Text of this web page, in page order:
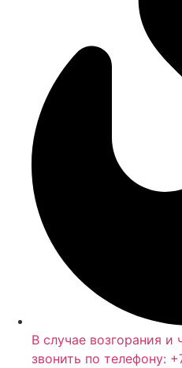
В случае возгорания и
звонить по телефону: